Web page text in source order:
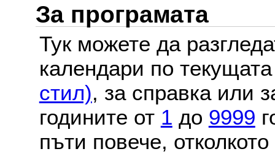
За програмата
Тук можете да
календари по
стил), за справка или
годините от 1 до 9999
пъти повече,